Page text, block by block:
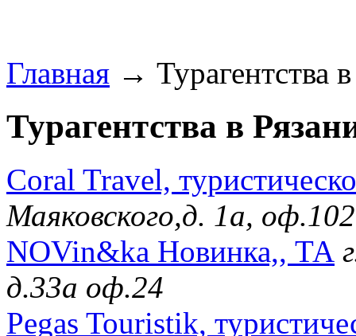
Главная → Турагентства
Турагентства в
Coral Travel,
Маяковского,д. 1а,
NOVin&ka Новинка,, ТА
д.33а оф.24
Pegas Touristik,